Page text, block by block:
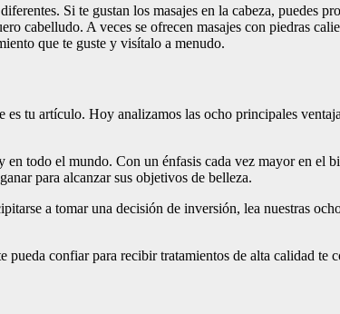
Si te gustan los masajes en la cabeza, puedes
cabelludo. A veces se ofrecen masajes con piedras
que te guste y visítalo a menudo.
es tu artículo. Hoy analizamos las ocho principales
todo el mundo. Con un énfasis cada vez mayor en el
para alcanzar sus objetivos de belleza.
a tomar una decisión de inversión, lea nuestras
confiar para recibir tratamientos de alta calidad te